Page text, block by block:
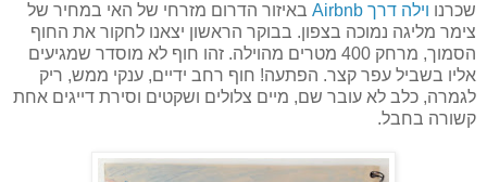
שכרנו וילה דרך Airbnb
באיזור הדרום מזרחי של האי במחיר של
צימר מליגה נמוכה בצפון. בבוקר הראשון יצאנו לחקור את החוף
הסמוך, מרחק 400 מטרים מהוילה. זהו חוף לא מוסדר שמגיעים
אליו בשביל עפר קצר. הפתעה! חוף רחב ידיים, ענקי ממש, ריק
לגמרה, כלב לא עובר שם, מיים צלולים ושקטים וסירת דייגים אחת
קשורה בחבל.